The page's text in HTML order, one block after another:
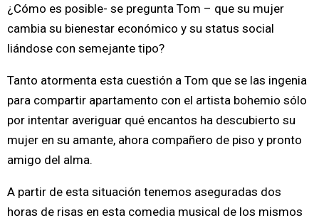
¿Cómo es posible- se pregunta Tom – que su mujer
cambia su bienestar económico y su status social
liándose con semejante tipo?
Tanto atormenta esta cuestión a Tom que se las ingenia
para compartir apartamento con el artista bohemio sólo
por intentar averiguar qué encantos ha descubierto su
mujer en su amante, ahora compañero de piso y pronto
amigo del alma.
A partir de esta situación tenemos aseguradas dos
horas de risas en esta comedia musical de los mismos